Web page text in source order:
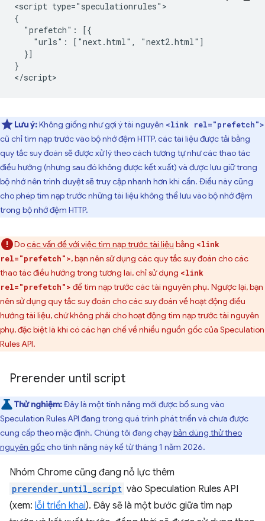
<script type="speculationrules">
{
  "prefetch": [{
    "urls": ["next.html", "next2.html"]
  }]
}
Lưu ý:Không giống như gợi ý tài nguyên <link rel="prefetch">
cũ chỉ tìm nạp trước vào bộ nhớ đệm HTTP, các tài liệu được tải bằng
quy tắc suy đoán sẽ được xử lý theo cách tương tự như các thao tác
điều hướng (nhưng sau đó không được kết xuất) và được lưu giữ trong
bộ nhớ nên trình duyệt sẽ truy cập nhanh hơn khi cần. Điều này cũng
cho phép tìm nạp trước những tài liệu không thể lưu vào bộ nhớ đệm
trong bộ nhớ đệm HTTP.
Docác vấn đề với việc tìm nạp trước tài liệu bằng <link
rel="prefetch">, bạn nên sử dụng các quy tắc suy đoán cho các
thao tác điều hướng trong tương lai, chỉ sử dụng <link
rel="prefetch"> để tìm nạp trước các tài nguyên phụ. Ngược lại, bạn
nên sử dụng quy tắc suy đoán cho các suy đoán về hoạt động điều
hướng tài liệu, chứ không phải cho hoạt động tìm nạp trước tài nguyên
phụ, đặc biệt là khi có các hạn chế về nhiều nguồn gốc của Speculation
Rules API.
Prerender until script
Thử nghiệm:Đây là một tính năng mới được bổ sung vào
Speculation Rules API đang trong quá trình phát triển và chưa được
cung cấp theo mặc định. Chúng tôi đang chạybản dùng thử theo
nguyên gốccho tính năng này kể từ tháng 1 năm 2026.
Nhóm Chrome cũng đang nỗ lực thêm
prerender_until_script vào Speculation Rules API
(xem: lỗi triển khai). Đây sẽ là một bước giữa tìm nạp